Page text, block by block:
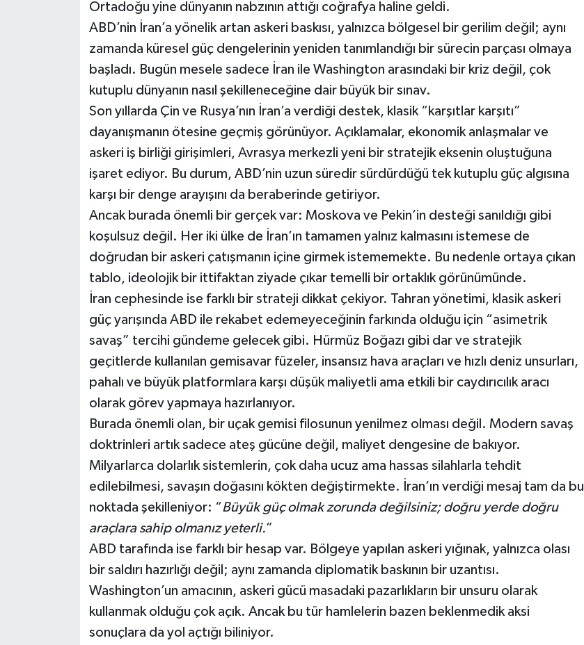
Ortadoğu yine dünyanın nabzının attığı coğrafya haline geldi.
ABD’nin İran’a yönelik artan askeri baskısı, yalnızca bölgesel bir gerilim değil; aynı
zamanda küresel güç dengelerinin yeniden tanımlandığı bir sürecin parçası olmaya
başladı. Bugün mesele sadece İran ile Washington arasındaki bir kriz değil, çok
kutuplu dünyanın nasıl şekilleneceğine dair büyük bir sınav.
Son yıllarda Çin ve Rusya’nın İran’a verdiği destek, klasik “karşıtlar karşıtı”
dayanışmanın ötesine geçmiş görünüyor. Açıklamalar, ekonomik anlaşmalar ve
askeri iş birliği girişimleri, Avrasya merkezli yeni bir stratejik eksenin oluştuğuna
işaret ediyor. Bu durum, ABD’nin uzun süredir sürdürdüğü tek kutuplu güç algısına
karşı bir denge arayışını da beraberinde getiriyor.
Ancak burada önemli bir gerçek var: Moskova ve Pekin’in desteği sanıldığı gibi
koşulsuz değil. Her iki ülke de İran’ın tamamen yalnız kalmasını istemese de
doğrudan bir askeri çatışmanın içine girmek istememekte. Bu nedenle ortaya çıkan
tablo, ideolojik bir ittifaktan ziyade çıkar temelli bir ortaklık görünümünde.
İran cephesinde ise farklı bir strateji dikkat çekiyor. Tahran yönetimi, klasik askeri
güç yarışında ABD ile rekabet edemeyeceğinin farkında olduğu için “asimetrik
savaş” tercihi gündeme gelecek gibi. Hürmüz Boğazı gibi dar ve stratejik
geçitlerde kullanılan gemisavar füzeler, insansız hava araçları ve hızlı deniz unsurları,
pahalı ve büyük platformlara karşı düşük maliyetli ama etkili bir caydırıcılık aracı
olarak görev yapmaya hazırlanıyor.
Burada önemli olan, bir uçak gemisi filosunun yenilmez olması değil. Modern savaş
doktrinleri artık sadece ateş gücüne değil, maliyet dengesine de bakıyor.
Milyarlarca dolarlık sistemlerin, çok daha ucuz ama hassas silahlarla tehdit
edilebilmesi, savaşın doğasını kökten değiştirmekte. İran’ın verdiği mesaj tam da bu
noktada şekilleniyor: “Büyük güç olmak zorunda değilsiniz; doğru yerde doğru
araçlara sahip olmanız yeterli.”
ABD tarafında ise farklı bir hesap var. Bölgeye yapılan askeri yığınak, yalnızca olası
bir saldırı hazırlığı değil; aynı zamanda diplomatik baskının bir uzantısı.
Washington’un amacının, askeri gücü masadaki pazarlıkların bir unsuru olarak
kullanmak olduğu çok açık. Ancak bu tür hamlelerin bazen beklenmedik aksi
sonuçlara da yol açtığı biliniyor.